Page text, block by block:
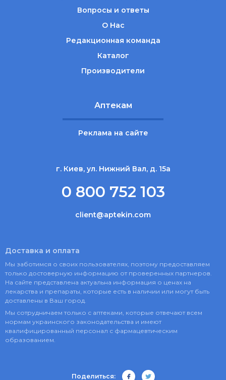
Вопросы и ответы
О Нас
Редакционная команда
Каталог
Производители
Аптекам
Реклама на сайте
г. Киев, ул. Нижний Вал, д. 15а
0 800 752 103
client@aptekin.com
Доставка и оплата
Мы заботимся о своих пользователях, поэтому предоставляем
только достоверную информацию от проверенных партнеров.
На сайте представлена актуальна информация о ценах на
лекарства и препараты, которые есть в наличии или могут быть
доставлены в Ваш город.
Мы сотрудничаем только с аптеками, которые отвечают всем
нормам украинского законодательства и имеют
квалифицированный персонал с фармацевтическим
образованием.
Поделиться: